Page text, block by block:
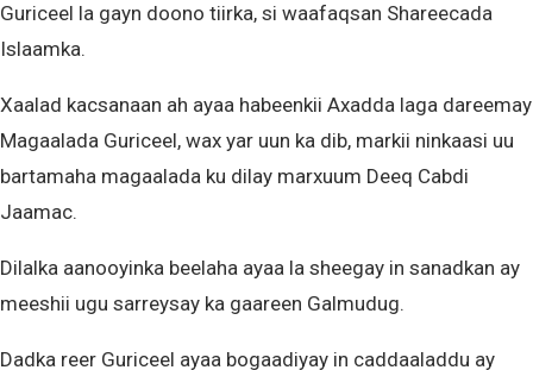
Guriceel la gayn doono tiirka, si waafaqsan Shareecada
Islaamka.
Xaalad kacsanaan ah ayaa habeenkii Axadda laga dareemay
Magaalada Guriceel, wax yar uun ka dib, markii ninkaasi uu
bartamaha magaalada ku dilay marxuum Deeq Cabdi
Jaamac.
Dilalka aanooyinka beelaha ayaa la sheegay in sanadkan ay
meeshii ugu sarreysay ka gaareen Galmudug.
Dadka reer Guriceel ayaa bogaadiyay in caddaaladdu ay